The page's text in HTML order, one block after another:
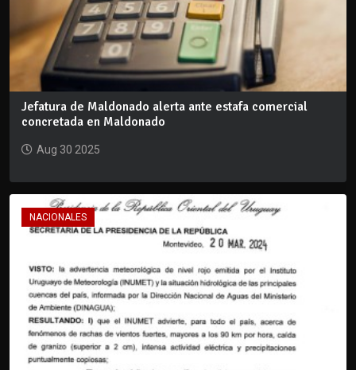
Jefatura de Maldonado alerta ante estafa comercial
concretada en Maldonado
Aug 30 2025
NACIONALES